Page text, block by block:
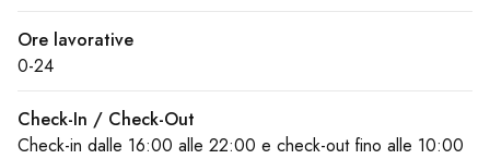
Ore lavorative
0-24
Check-In / Check-Out
Check-in dalle 16:00 alle 22:00 e check-out fino alle 10:00